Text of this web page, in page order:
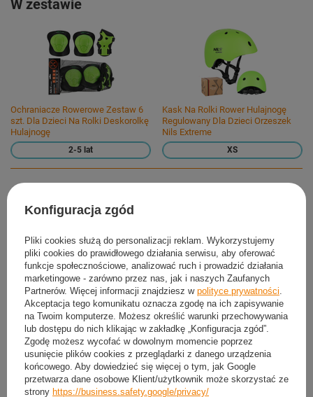
W zestawie
Ochraniacze Rowerowe Zestaw 6
szt. Dla Dzieci Na Rolki Deskorolkę
Hulajnogę
2-5 lat
Kask Na Rolki Rower Hulajnogę
Regulowany Dla Dzieci Orzeszek
Nils Extreme
XS
Możesz kupić także poprzez:
Produkt dostępny Wysyłka dzisiaj
Darmowa i szybka dostawa
30dni na łatwy zwrot
Sprawdź, w którym sklepie obejrzysz i kupisz od ręki
Bezpieczne zakupy
Konfiguracja zgód
Pliki cookies służą do personalizacji reklam. Wykorzystujemy
pliki cookies do prawidłowego działania serwisu, aby oferować
funkcje społecznościowe, analizować ruch i prowadzić działania
marketingowe - zarówno przez nas, jak i naszych Zaufanych
Partnerów. Więcej informacji znajdziesz w polityce prywatności
Akceptacja tego komunikatu oznacza zgodę na ich zapisywanie
na Twoim komputerze. Możesz określić warunki przechowywania
lub dostępu do nich klikając w zakładkę „Konfiguracja zgód”.
Zgodę możesz wycofać w dowolnym momencie poprzez
usunięcie plików cookies z przeglądarki z danego urządzenia
końcowego. Aby dowiedzieć się więcej o tym, jak Google
przetwarza dane osobowe Klient/użytkownik może skorzystać ze
strony https://business.safety.google/privacy/